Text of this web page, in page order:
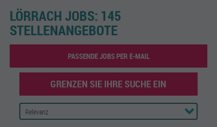
LÖRRACH JOBS: 145
STELLENANGEBOTE
PASSENDE JOBS PER E-MAIL
GRENZEN SIE IHRE SUCHE EIN